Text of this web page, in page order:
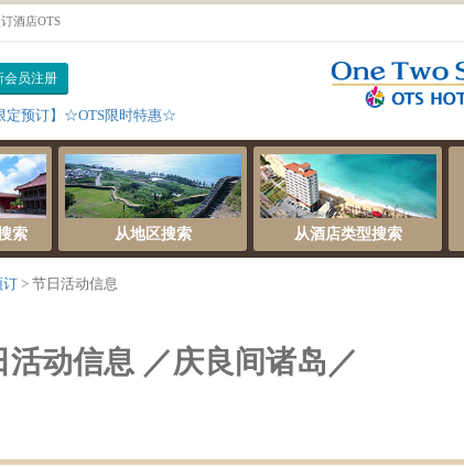
酒店OTS
会员注册
定预订】☆OTS限时特惠☆
索 从地区搜索 从酒店类型搜索
订 节日活动信息
活动信息 ／庆良间诸岛／